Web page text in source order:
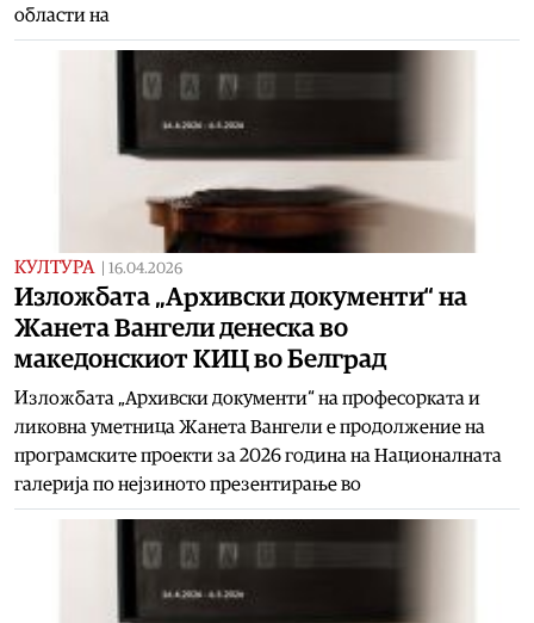
области на
КУЛТУРА 16.04.2026
Изложбата „Архивски документи“ на
Жанета Вангели денеска во
македонскиот КИЦ во Белград
Изложбата „Архивски документи“ на професорката и
ликовна уметница Жанета Вангели е продолжение на
програмските проекти за 2026 година на Националната
галерија по нејзиното презентирање во